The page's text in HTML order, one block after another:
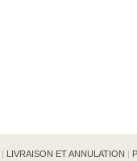
| LIVRAISON ET ANNULATION |